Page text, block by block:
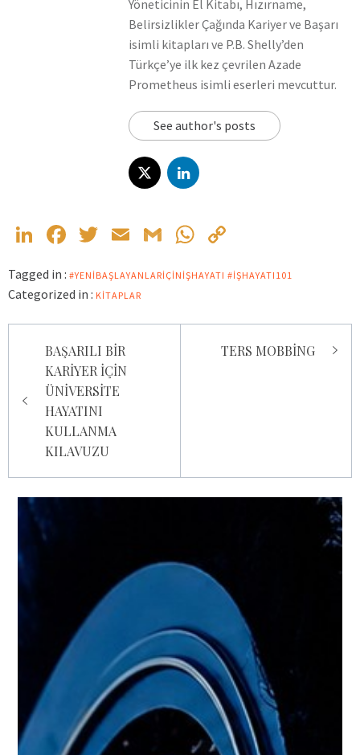
Yöneticinin El Kitabı, Hızırname,
Belirsizlikler Çağında Kariyer ve Başarı
isimli kitapları ve P.B. Shelly’den
Türkçe’ye ilk kez çevrilen Azade
Prometheus isimli eserleri mevcuttur.
See author's posts
LinkedIn
Facebook
Twitter
EmailGmailWhatsApp
Tagged in : #YENIBAŞLAYANLARIÇINIŞHAYATI #IŞHAYATI101
Categorized in : KITAPLAR
gezinmesi
BAŞARILI BİR
KARİYER İÇİN
ÜNİVERSİTE
HAYATINI
KULLANMA
KILAVUZU
TERS MOBBİNG